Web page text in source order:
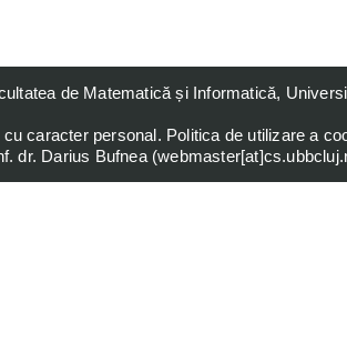
de Matematică și Informatică,
caracter personal. Politica de utilizare a
dr. Darius Bufnea (